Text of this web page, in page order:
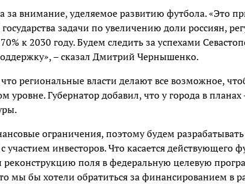
внимание, уделяемое развитию футбола. «Это
задачи по увеличению доли россиян,
к 2030 году. Будем следить за успехами
– сказал Дмитрий Чернышенко.
региональные власти делают все возможное,
Губернатор добавил, что у города в планах
ограничения, поэтому будем
инвесторов. Что касается действующего
реконструкцию поля в федеральную целевую
мы бы хотели обратиться за финансированием в